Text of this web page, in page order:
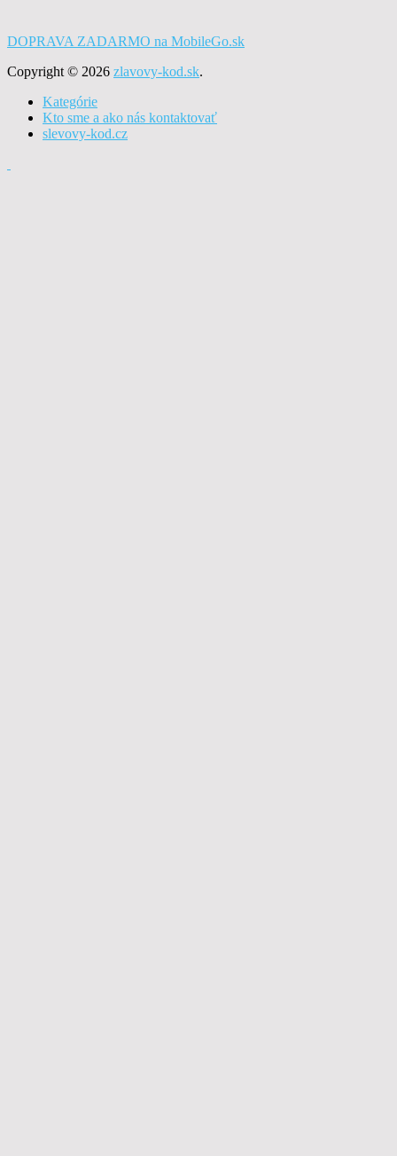
DOPRAVA ZADARMO na MobileGo.sk
Copyright © 2026 zlavovy-kod.sk.
Kategórie
Kto sme a ako nás kontaktovať
slevovy-kod.cz